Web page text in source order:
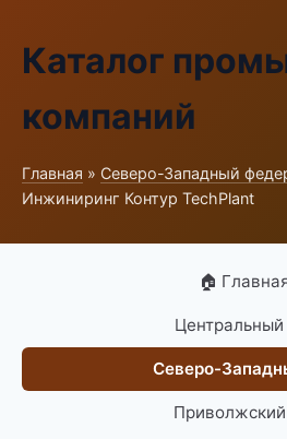
Каталог
компаний
Главная » Северо-Западный
Инжиниринг Контур TechPlant
🏠
Северо-